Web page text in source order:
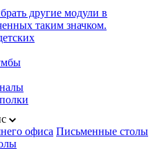
другие модули в
таким значком.
офиса Письменные столы